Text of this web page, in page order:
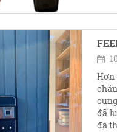
Hơn
đã
đã